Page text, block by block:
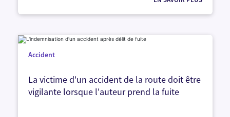
Accident
La victime d'un accident de la route doit être
vigilante lorsque l'auteur prend la fuite